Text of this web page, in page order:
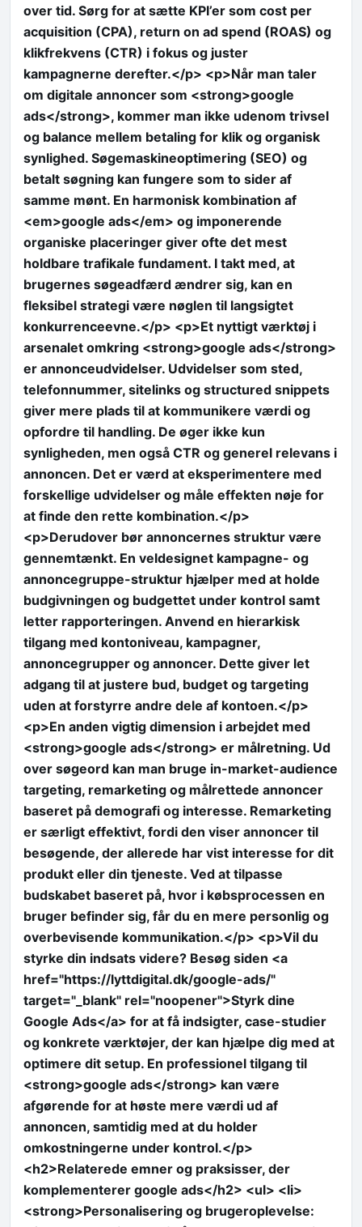
over tid. Sørg for at sætte KPI’er som cost per
acquisition (CPA), return on ad spend (ROAS) og
klikfrekvens (CTR) i fokus og juster
kampagnerne derefter.</p> <p>Når man taler
om digitale annoncer som <strong>google
ads</strong>, kommer man ikke udenom trivsel
og balance mellem betaling for klik og organisk
synlighed. Søgemaskineoptimering (SEO) og
betalt søgning kan fungere som to sider af
samme mønt. En harmonisk kombination af
<em>google ads</em> og imponerende
organiske placeringer giver ofte det mest
holdbare trafikale fundament. I takt med, at
brugernes søgeadfærd ændrer sig, kan en
fleksibel strategi være nøglen til langsigtet
konkurrenceevne.</p> <p>Et nyttigt værktøj i
arsenalet omkring <strong>google ads</strong>
er annonceudvidelser. Udvidelser som sted,
telefonnummer, sitelinks og structured snippets
giver mere plads til at kommunikere værdi og
opfordre til handling. De øger ikke kun
synligheden, men også CTR og generel relevans i
annoncen. Det er værd at eksperimentere med
forskellige udvidelser og måle effekten nøje for
at finde den rette kombination.</p>
<p>Derudover bør annoncernes struktur være
gennemtænkt. En veldesignet kampagne- og
annoncegruppe-struktur hjælper med at holde
budgivningen og budgettet under kontrol samt
letter rapporteringen. Anvend en hierarkisk
tilgang med kontoniveau, kampagner,
annoncegrupper og annoncer. Dette giver let
adgang til at justere bud, budget og targeting
uden at forstyrre andre dele af kontoen.</p>
<p>En anden vigtig dimension i arbejdet med
<strong>google ads</strong> er målretning. Ud
over søgeord kan man bruge in-market-audience
targeting, remarketing og målrettede annoncer
baseret på demografi og interesse. Remarketing
er særligt effektivt, fordi den viser annoncer til
besøgende, der allerede har vist interesse for dit
produkt eller din tjeneste. Ved at tilpasse
budskabet baseret på, hvor i købsprocessen en
bruger befinder sig, får du en mere personlig og
overbevisende kommunikation.</p> <p>Vil du
styrke din indsats videre? Besøg siden <a
href="https://lyttdigital.dk/google-ads/"
target="_blank" rel="noopener">Styrk dine
Google Ads</a> for at få indsigter, case-studier
og konkrete værktøjer, der kan hjælpe dig med at
optimere dit setup. En professionel tilgang til
<strong>google ads</strong> kan være
afgørende for at høste mere værdi ud af
annoncen, samtidig med at du holder
omkostningerne under kontrol.</p>
<h2>Relaterede emner og praksisser, der
komplementerer google ads</h2> <ul> <li>
<strong>Personalisering og brugeroplevelse: